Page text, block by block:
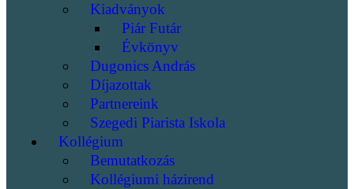
Kiadványok
Piár Futár
Évkönyv
Dugonics András
Díjazottak
Partnereink
Szegedi Piarista Iskola
Kollégium
Bemutatkozás
Kollégiumi házirend